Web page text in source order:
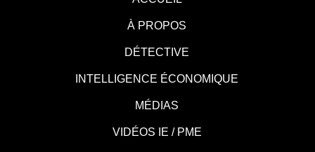
À PROPOS
DÉTECTIVE
INTELLIGENCE ÉCONOMIQUE
MÉDIAS
VIDÉOS IE / PME